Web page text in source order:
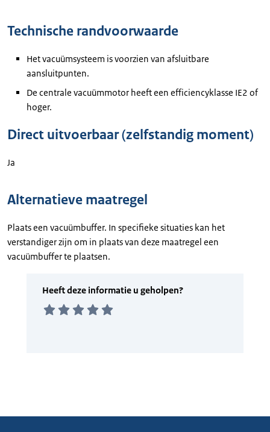
Technische randvoorwaarde
Het vacuümsysteem is voorzien van afsluitbare
aansluitpunten.
De centrale vacuümmotor heeft een efficiencyklasse IE2 of
hoger.
Direct uitvoerbaar (zelfstandig moment)
Ja
Alternatieve maatregel
Plaats een vacuümbuffer. In specifieke situaties kan het
verstandiger zijn om in plaats van deze maatregel een
vacuümbuffer te plaatsen.